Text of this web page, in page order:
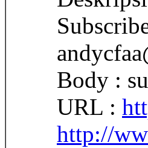
Body :
URL :
http://